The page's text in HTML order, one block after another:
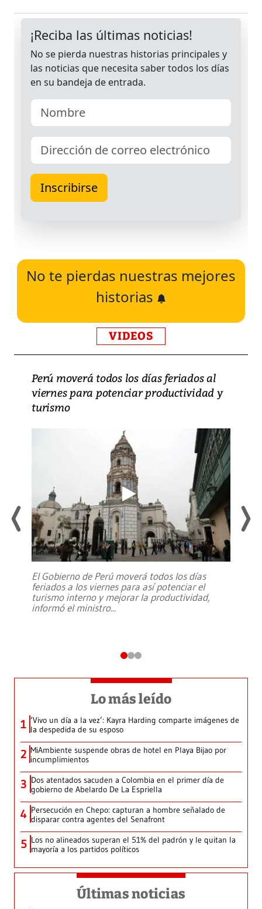
No te pierdas nuestras mejores
historias
VIDEOS
Perú moverá todos los días feriados al
viernes para potenciar productividad y
turismo
El Gobierno de Perú moverá todos los días
feriados a los viernes para así potenciar el
turismo interno y mejorar la productividad,
informó el ministro...
Lo más leído
1 ‘Vivo un día a la vez’: Kayra Harding comparte imágenes de
la despedida de su esposo
2 MiAmbiente suspende obras de hotel en Playa Bijao por
incumplimientos
3 Dos atentados sacuden a Colombia en el primer día de
gobierno de Abelardo De La Espriella
4 Persecución en Chepo: capturan a hombre señalado de
disparar contra agentes del Senafront
5 Los no alineados superan el 51% del padrón y le quitan la
mayoría a los partidos políticos
Últimas noticias